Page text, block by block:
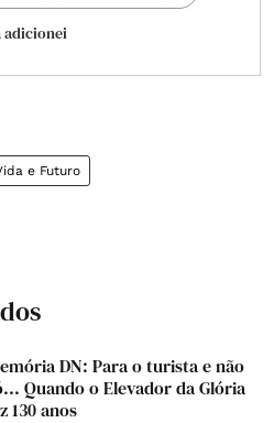
adicionei
e Futuro
DN: Para o turista e não
Quando o Elevador da Glória
130 anos